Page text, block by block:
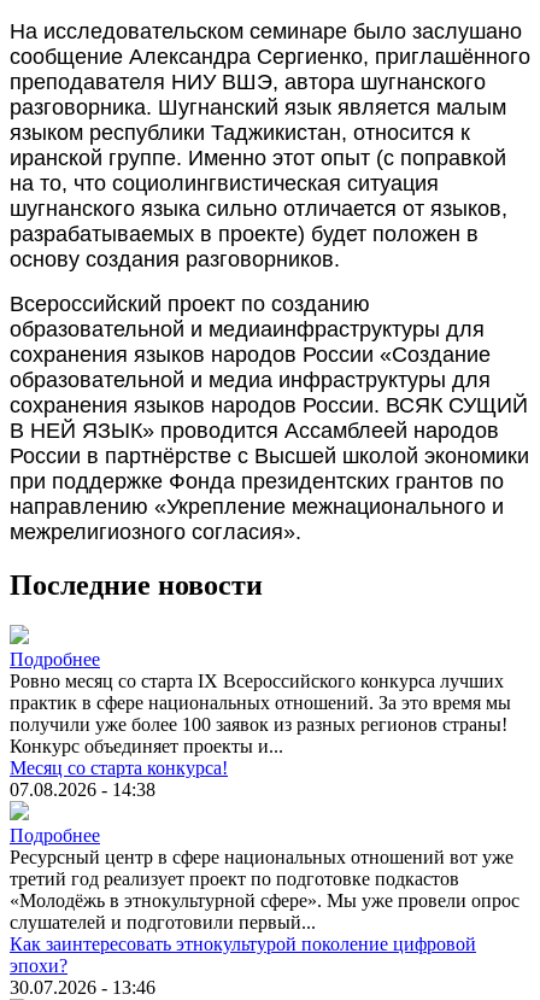
На исследовательском семинаре было заслушано
сообщение Александра Сергиенко, приглашённого
преподавателя НИУ ВШЭ, автора шугнанского
разговорника. Шугнанский язык является малым
языком республики Таджикистан, относится к
иранской группе. Именно этот опыт (с поправкой
на то, что социолингвистическая ситуация
шугнанского языка сильно отличается от языков,
разрабатываемых в проекте) будет положен в
основу создания разговорников.
Всероссийский проект по созданию
образовательной и медиаинфраструктуры для
сохранения языков народов России «Создание
образовательной и медиа инфраструктуры для
сохранения языков народов России. ВСЯК СУЩИЙ
В НЕЙ ЯЗЫК» проводится Ассамблеей народов
России в партнёрстве с Высшей школой экономики
при поддержке Фонда президентских грантов по
направлению «Укрепление межнационального и
межрелигиозного согласия».
Последние новости
Подробнее
Ровно месяц со старта IX Всероссийского конкурса лучших
практик в сфере национальных отношений. За это время мы
получили уже более 100 заявок из разных регионов страны!
Конкурс объединяет проекты и...
Месяц со старта конкурса!
07.08.2026 - 14:38
Подробнее
Ресурсный центр в сфере национальных отношений вот уже
третий год реализует проект по подготовке подкастов
«Молодёжь в этнокультурной сфере». Мы уже провели опрос
слушателей и подготовили первый...
Как заинтересовать этнокультурой поколение цифровой
эпохи?
30.07.2026 - 13:46